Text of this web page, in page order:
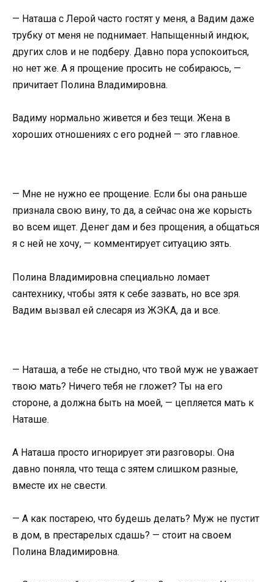
— Наташа с Лерой часто гостят у меня, а Вадим даже
трубку от меня не поднимает. Напыщенный индюк,
других слов и не подберу. Давно пора успокоиться,
но нет же. А я прощение просить не собираюсь, —
причитает Полина Владимировна.
Вадиму нормально живется и без тещи. Жена в
хороших отношениях с его родней — это главное.
— Мне не нужно ее прощение. Если бы она раньше
признала свою вину, то да, а сейчас она же корысть
во всем ищет. Денег дам и без прощения, а общаться
я с ней не хочу, — комментирует ситуацию зять.
Полина Владимировна специально ломает
сантехнику, чтобы зятя к себе зазвать, но все зря.
Вадим вызвал ей слесаря из ЖЭКА, да и все.
— Наташа, а тебе не стыдно, что твой муж не уважает
твою мать? Ничего тебя не гложет? Ты на его
стороне, а должна быть на моей, — цепляется мать к
Наташе.
А Наташа просто игнорирует эти разговоры. Она
давно поняла, что теща с зятем слишком разные,
вместе их не свести.
— А как постарею, что будешь делать? Муж не пустит
в дом, в престарелых сдашь? — стоит на своем
Полина Владимировна.